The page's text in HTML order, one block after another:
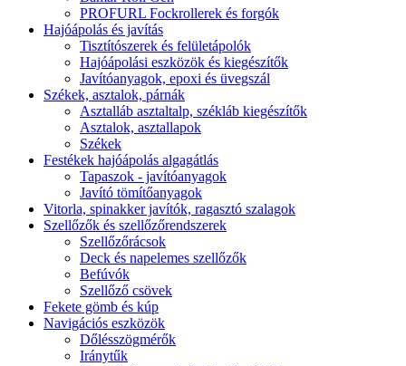
PROFURL Fockrollerek és forgók
Hajóápolás és javítás
Tisztítószerek és felületápolók
Hajóápolási eszközök és kiegészítők
Javítóanyagok, epoxi és üvegszál
Székek, asztalok, párnák
Asztalláb asztaltalp, székláb kiegészítők
Asztalok, asztallapok
Székek
Festékek hajóápolás algagátlás
Tapaszok - javítóanyagok
Javító tömítőanyagok
Vitorla, spinakker javítók, ragasztó szalagok
Szellőzők és szellőzőrendszerek
Szellőzőrácsok
Deck és napelemes szellőzők
Befúvók
Szellőző csövek
Fekete gömb és kúp
Navigációs eszközök
Dőlésszögmérők
Iránytűk